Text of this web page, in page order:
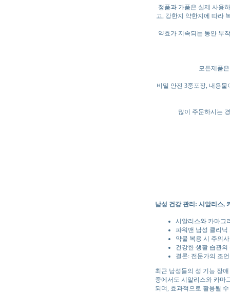
정품과 가품은 실제 사용
고, 강한지 약한지에 따라
약효가 지속되는 동안 부
모든제품
비밀 안전 3중포장, 내용
많이 주문하시는
남성 건강 관리: 시알리스,
시알리스와 카마그
파워맨 남성 클리닉
약물 복용 시 주의
건강한 생활 습관의
결론: 전문가의 조
최근 남성들의 성 기능 장
중에서도 시알리스와 카마
되며, 효과적으로 활용될